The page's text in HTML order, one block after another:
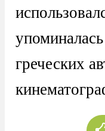
греческих